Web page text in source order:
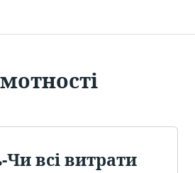
всі витрати